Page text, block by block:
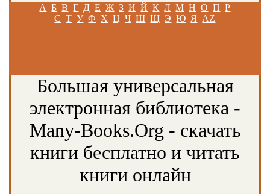
А Б В Г Д Е Ж З И Й К Л М Н О П Р
С Т У Ф Х Ц Ч Ш Щ Э Ю Я AZ
Большая универсальная
электронная библиотека -
Many-Books.Org - скачать
книги бесплатно и читать
книги онлайн